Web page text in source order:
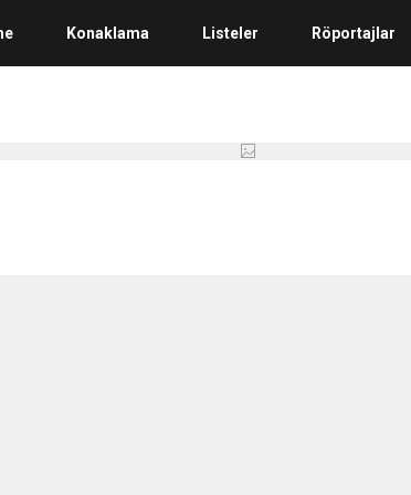
Konaklama Listeler Röportajlar